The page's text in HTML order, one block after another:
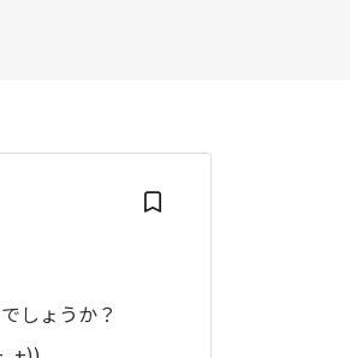
しょうか？